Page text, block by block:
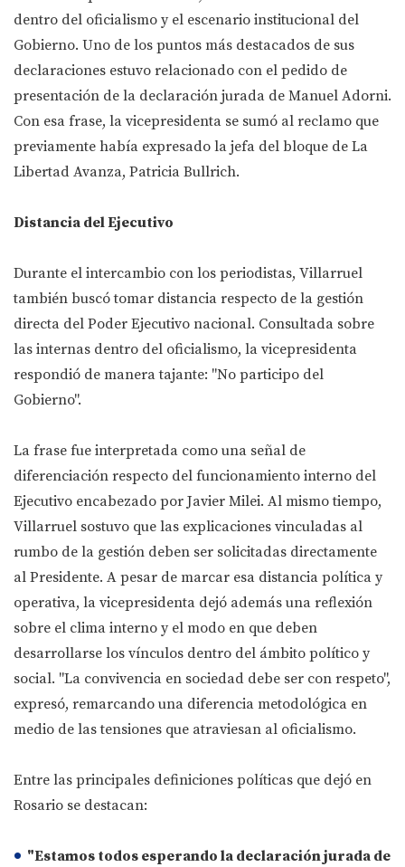
dentro del oficialismo y el escenario institucional del
Gobierno. Uno de los puntos más destacados de sus
declaraciones estuvo relacionado con el pedido de
presentación de la declaración jurada de Manuel Adorni.
Con esa frase, la vicepresidenta se sumó al reclamo que
previamente había expresado la jefa del bloque de La
Libertad Avanza, Patricia Bullrich.
Distancia del Ejecutivo
Durante el intercambio con los periodistas, Villarruel
también buscó tomar distancia respecto de la gestión
directa del Poder Ejecutivo nacional. Consultada sobre
las internas dentro del oficialismo, la vicepresidenta
respondió de manera tajante: "No participo del
Gobierno".
La frase fue interpretada como una señal de
diferenciación respecto del funcionamiento interno del
Ejecutivo encabezado por Javier Milei. Al mismo tiempo,
Villarruel sostuvo que las explicaciones vinculadas al
rumbo de la gestión deben ser solicitadas directamente
al Presidente. A pesar de marcar esa distancia política y
operativa, la vicepresidenta dejó además una reflexión
sobre el clima interno y el modo en que deben
desarrollarse los vínculos dentro del ámbito político y
social. "La convivencia en sociedad debe ser con respeto",
expresó, remarcando una diferencia metodológica en
medio de las tensiones que atraviesan al oficialismo.
Entre las principales definiciones políticas que dejó en
Rosario se destacan:
"Estamos todos esperando la declaración jurada de